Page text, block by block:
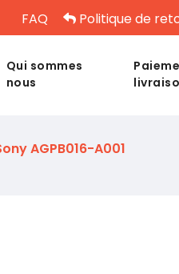
FAQ Politique de
Qui sommes
nous
AGPB016-A001